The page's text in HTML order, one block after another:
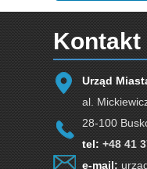
Kontakt
Urząd
al.
28-100
tel: +48 41
e-mail: